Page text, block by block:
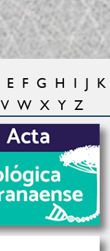
E F G H I J K
V W X Y Z